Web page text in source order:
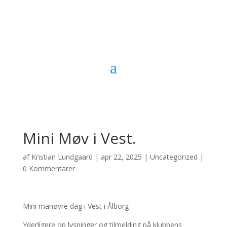
Mini Møv i Vest.
af Kristian Lundgaard | apr 22, 2025 | Uncategorized |
0 Kommentarer
Mini manøvre dag i Vest i Ålborg-
Yderligere op lysninger og tilmelding på klubbens